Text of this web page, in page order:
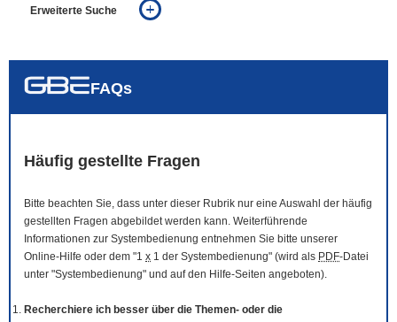
Erweiterte Suche
auch in allen Texten suchen (Volltextsuche)
FAQs
Häufig gestellte Fragen
Bitte beachten Sie, dass unter dieser Rubrik nur eine Auswahl der häufig
gestellten Fragen abgebildet werden kann. Weiterführende
Informationen zur Systembedienung entnehmen Sie bitte unserer
Online-Hilfe oder dem "1 x 1 der Systembedienung" (wird als PDF-Datei
unter "Systembedienung" und auf den Hilfe-Seiten angeboten).
Recherchiere ich besser über die Themen- oder die